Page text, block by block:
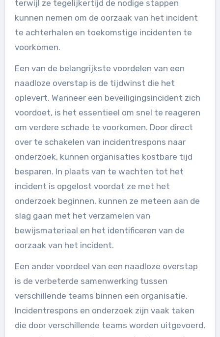
terwijl ze tegelijkertijd de nodige stappen
kunnen nemen om de oorzaak van het incident
te achterhalen en toekomstige incidenten te
voorkomen.
Een van de belangrijkste voordelen van een
naadloze overstap is de tijdwinst die het
oplevert. Wanneer een beveiligingsincident zich
voordoet, is het essentieel om snel te reageren
om verdere schade te voorkomen. Door direct
over te schakelen van incidentrespons naar
onderzoek, kunnen organisaties kostbare tijd
besparen. In plaats van te wachten tot het
incident is opgelost voordat ze met het
onderzoek beginnen, kunnen ze meteen aan de
slag gaan met het verzamelen van
bewijsmateriaal en het identificeren van de
oorzaak van het incident.
Een ander voordeel van een naadloze overstap
is de verbeterde samenwerking tussen
verschillende teams binnen een organisatie.
Incidentrespons en onderzoek zijn vaak taken
die door verschillende teams worden uitgevoerd,